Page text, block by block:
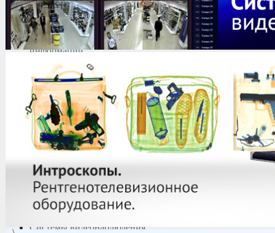
Антитеррористическое
оборудование
Поиск и выявление
каналов утечки
информации
Технические средства
защиты информации
Тепловизоры
Криминалистическая
техника
Поисково-досмотровое
оборудование
Средства
документирования и
Металлодетекторы
Полиграфы
Противокражные системы
Рации и Аксессуары
Переговорные устройства
Системы видеонаблюдения